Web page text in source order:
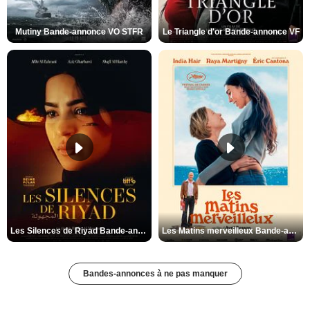
Mutiny Bande-annonce VO STFR Le Triangle d'or Bande-annonce VF
Les Silences de Riyad Bande-annonce VO STFR Les Matins merveilleux Bande-annonce VF
Bandes-annonces à ne pas manquer